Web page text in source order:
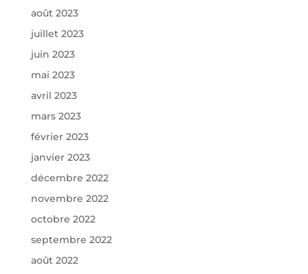
août 2023
juillet 2023
juin 2023
mai 2023
avril 2023
mars 2023
février 2023
janvier 2023
décembre 2022
novembre 2022
octobre 2022
septembre 2022
août 2022